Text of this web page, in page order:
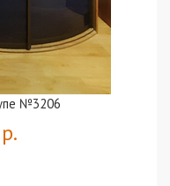
№3206